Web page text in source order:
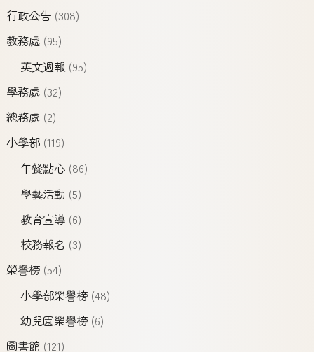
行政公告(308)
教務處(95)
英文週報(95)
學務處(32)
總務處(2)
小學部(119)
午餐點心(86)
學藝活動 (5)
教育宣導(6)
校務報名 (3)
榮譽榜(54)
小學部榮譽榜(48)
幼兒園榮譽榜(6)
圖書館(121)